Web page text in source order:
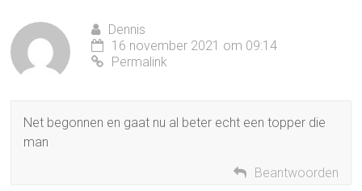
Dennis
16 november 2021 om 09:14
Permalink
Net begonnen en gaat nu al beter echt een topper die
man
Beantwoorden